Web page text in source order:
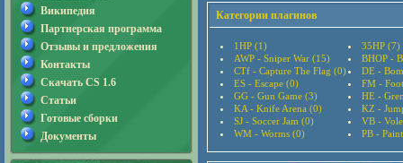
Категории плагинов
1HP (1)
35HP (7)
AWP - Sniper War (15)
BHOP -
CTf - Capture The Flag (0)
DE -
ES - Escape (0)
FM -
GG - Gun Game (3)
HE -
KA - Knife Arena (0)
KZ -
SJ - Soccer Jam (0)
VB -
WM - Worms (0)
PB -
Википедия
Партнерская программа
Отзывы и предложения
Контакты
Скачать CS 1.6
Статьи
Готовые сборки
Документы